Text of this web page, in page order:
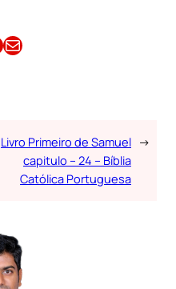
Email this Article
Livro Primeiro de Samuel
capitulo – 24 – Bíblia
Católica Portuguesa
→